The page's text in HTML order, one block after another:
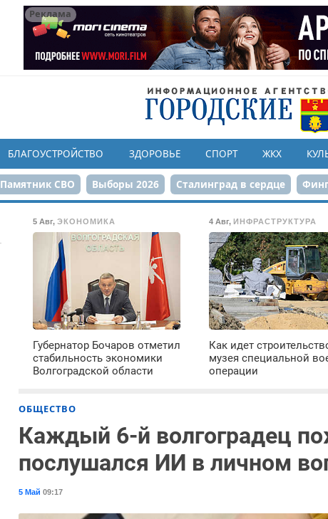
Реклама
БЛАГОУСТРОЙСТВО ЗДОРОВЬЕ СПОРТ ЖКХ
Памятник СВО Выборы 2026 Сталинград в сердце
80-летие Победы
5 Авг,ЭКОНОМИКА
Губернатор Бочаров отметил
стабильность экономики
Волгоградской области
4 Авг, ИНФРАСТРУКТУРА
Как идет
музея специальной
операции
ОБЩЕСТВО
Каждый 6-й волгоградец
послушался ИИ в личном
5 Май 09:17